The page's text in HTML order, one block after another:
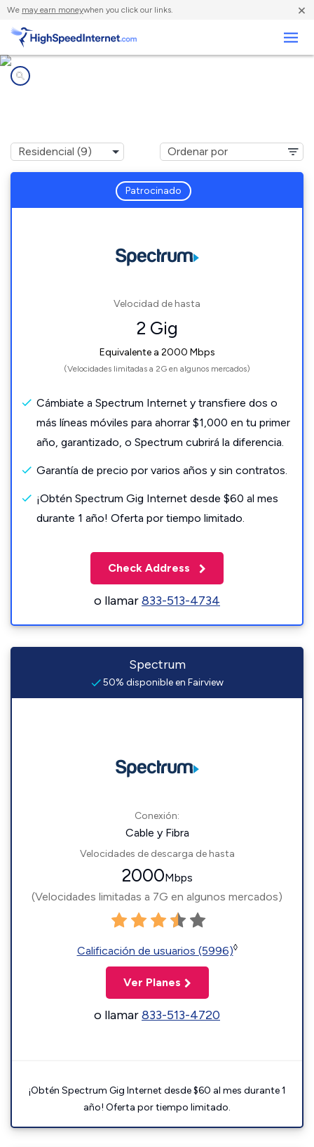
We may earn moneywhen you click our links. ×
Patrocinado
Velocidad de hasta
2 Gig
Equivalente a 2000 Mbps
(Velocidades limitadas a 2G en algunos mercados)
Cámbiate a Spectrum Internet y transfiere dos o
más líneas móviles para ahorrar $1,000 en tu primer
año, garantizado, o Spectrum cubrirá la diferencia.
Garantía de precio por varios años y sin contratos.
¡Obtén Spectrum Gig Internet desde $60 al mes
durante 1 año! Oferta por tiempo limitado.
Check Address
o llamar833-513-4734
Spectrum
50% disponible en Fairview
Conexión:
Cable y Fibra
Velocidades de descarga de hasta
2000Mbps
(Velocidades limitadas a 7G en algunos mercados)
Calificación de usuarios (5996)◊
Ver Planes
o llamar833-513-4720
¡Obtén Spectrum Gig Internet desde $60 al mes durante 1
año! Oferta por tiempo limitado.